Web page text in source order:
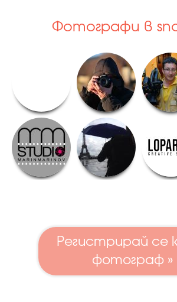
Фотографи в
Регистрирай се
фотограф »